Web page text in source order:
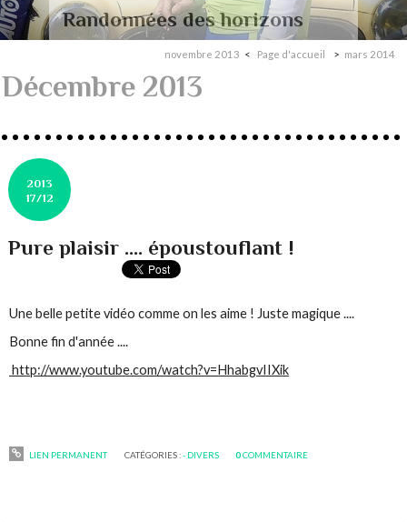
Randonnées des horizons
novembre 2013 Page d'accueil mars 2014
Décembre 2013
2013
17/12
Pure plaisir .... époustouflant !
Une belle petite vidéo comme on les aime ! Juste magique ....
Bonne fin d'année ....
http://www.youtube.com/watch?v=HhabgvIIXik
LIEN PERMANENT CATÉGORIES :- DIVERS 0COMMENTAIRE